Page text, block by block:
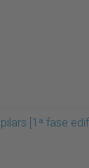
[1ª fase